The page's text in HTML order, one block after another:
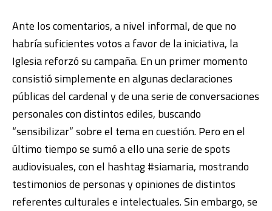
Ante los comentarios, a nivel informal, de que no
habría suficientes votos a favor de la iniciativa, la
Iglesia reforzó su campaña. En un primer momento
consistió simplemente en algunas declaraciones
públicas del cardenal y de una serie de conversaciones
personales con distintos ediles, buscando
“sensibilizar” sobre el tema en cuestión. Pero en el
último tiempo se sumó a ello una serie de spots
audiovisuales, con el hashtag #siamaria, mostrando
testimonios de personas y opiniones de distintos
referentes culturales e intelectuales. Sin embargo, se